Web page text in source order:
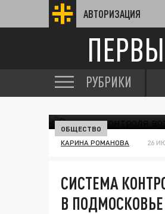
АВТОРИЗАЦИЯ
РУБРИКИ
ОБЩЕСТВО
КАРИНА РОМАНОВА 26
СИСТЕМА
В ПОДМОСКОВЬЕ